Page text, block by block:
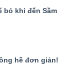
bỏ khi đến Sầm
hề đơn giản!